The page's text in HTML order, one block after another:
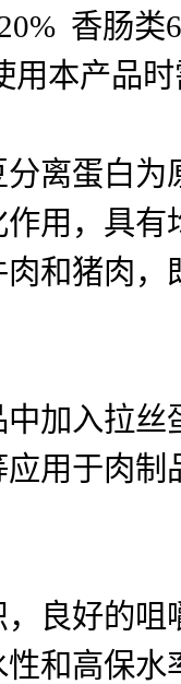
香肠类
用本产品
离蛋白
用，具
和猪肉
加入拉
用于肉
良好的咀
和高保水